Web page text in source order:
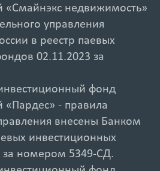
недвижимость»
управления
в реестр паевых
02.11.2023 за
фонд
- правила
внесены Банком
инвестиционных
за номером 5349-СД.